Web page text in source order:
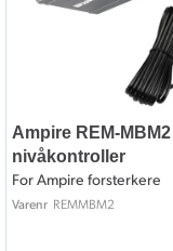
Ampire REM-MBM2
nivåkontroller
For Ampire forsterkere
Varenr REMMBM2